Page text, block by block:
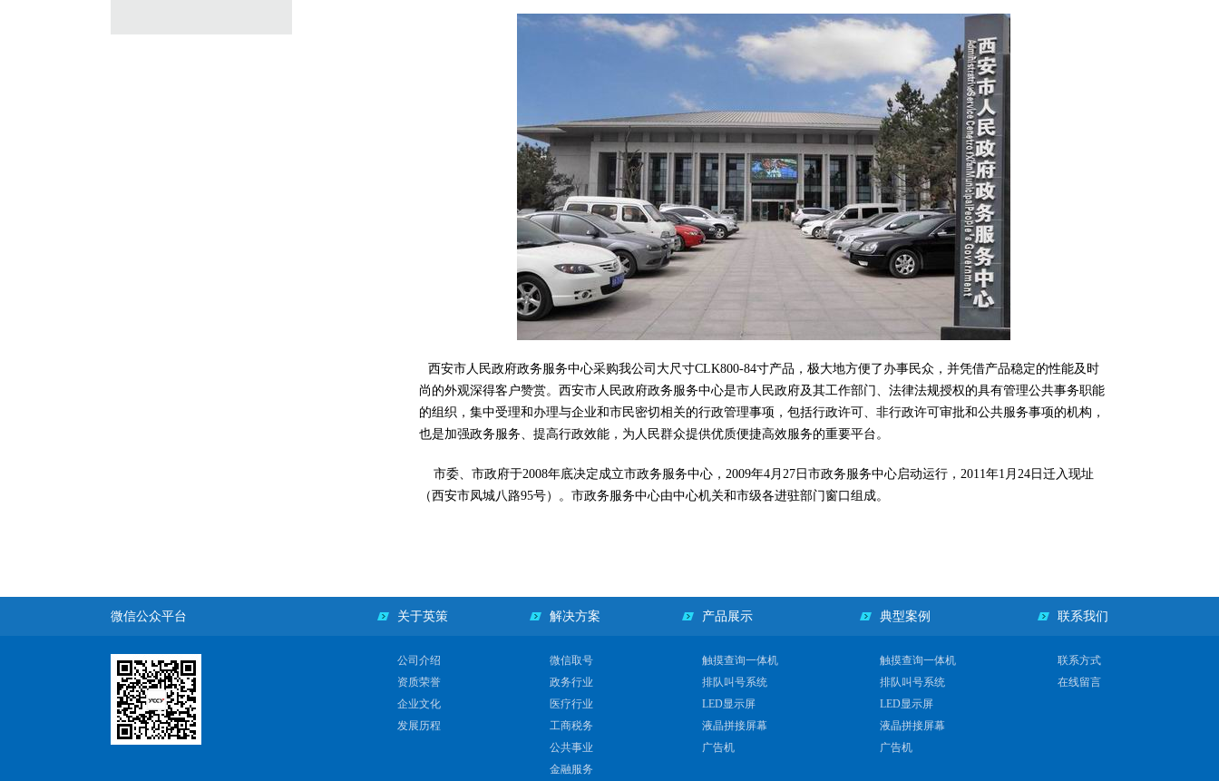
西安市人民政府政务服务中心采购我公司大尺寸CLK800-84寸产品，极大地方便了办事民众，并凭借产品稳定的性能及时
尚的外观深得客户赞赏。西安市人民政府政务服务中心是市人民政府及其工作部门、法律法规授权的具有管理公共事务职能
的组织，集中受理和办理与企业和市民密切相关的行政管理事项，包括行政许可、非行政许可审批和公共服务事项的机构，
也是加强政务服务、提高行政效能，为人民群众提供优质便捷高效服务的重要平台。
市委、市政府于2008年底决定成立市政务服务中心，2009年4月27日市政务服务中心启动运行，2011年1月24日迁入现址
（西安市凤城八路95号）。市政务服务中心由中心机关和市级各进驻部门窗口组成。
微信公众平台 关于英策
公司介绍
资质荣誉
企业文化
发展历程
解决方案
微信取号
政务行业
医疗行业
工商税务
公共事业
金融服务
产品展示
触摸查询一体机
排队叫号系统
LED显示屏
液晶拼接屏幕
广告机
典型案例
触摸查询一体机
排队叫号系统
LED显示屏
液晶拼接屏幕
广告机
联系我们
联系方式
在线留言